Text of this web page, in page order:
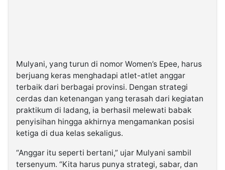
Mulyani, yang turun di nomor Women’s Epee, harus
berjuang keras menghadapi atlet-atlet anggar
terbaik dari berbagai provinsi. Dengan strategi
cerdas dan ketenangan yang terasah dari kegiatan
praktikum di ladang, ia berhasil melewati babak
penyisihan hingga akhirnya mengamankan posisi
ketiga di dua kelas sekaligus.
“Anggar itu seperti bertani,” ujar Mulyani sambil
tersenyum. “Kita harus punya strategi, sabar, dan